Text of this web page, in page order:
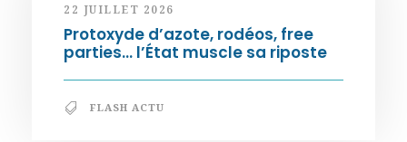
22 JUILLET 2026
Protoxyde d’azote, rodéos, free
parties… l’État muscle sa riposte
FLASH ACTU